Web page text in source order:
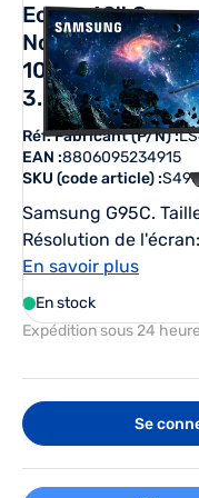
Ecran 49''
Noir 240Hz 1ms
1000R 32:9
3.0 Pied régl
Réf. Fabricant (P/N) :
EAN :8806095234915
SKU (code article) :
Samsung G95C.
Résolution de
Dual QHD,
réponse: 1 ms,
horizontal: 178°,
Concentrateur USB
USB: 3.2 Gen 1 (3.1
la hauteur. Couleur
En savoir plus
En stock
Expédition sous 24
Se